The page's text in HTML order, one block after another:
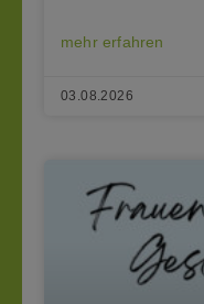
mehr erfahren
03.08.2026